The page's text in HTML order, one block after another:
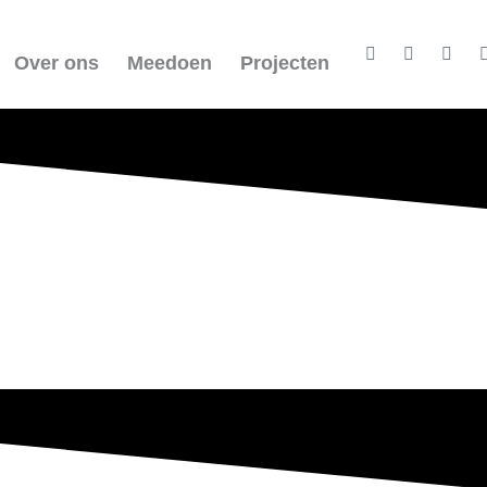
Over ons Meedoen Projecten
TwitterFacebook-
square
in